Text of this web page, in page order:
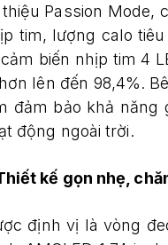
Passion
tim, lượng calo
biến nhịp tim 4
lên đến 98,4%.
đảm bảo khả
động ngoài trời.
kế gọn nhẹ,
định vị là vòng